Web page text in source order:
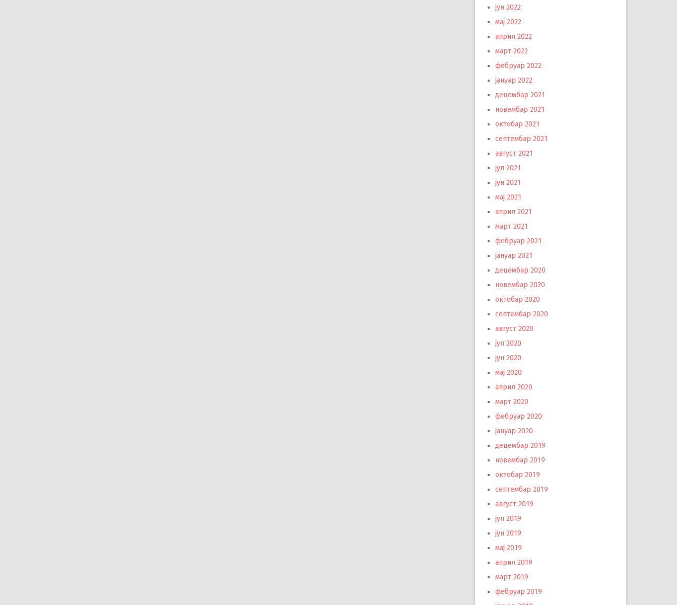
јун 2022
мај 2022
април 2022
март 2022
фебруар 2022
јануар 2022
децембар 2021
новембар 2021
октобар 2021
септембар 2021
август 2021
јул 2021
јун 2021
мај 2021
април 2021
март 2021
фебруар 2021
јануар 2021
децембар 2020
новембар 2020
октобар 2020
септембар 2020
август 2020
јул 2020
јун 2020
мај 2020
април 2020
март 2020
фебруар 2020
јануар 2020
децембар 2019
новембар 2019
октобар 2019
септембар 2019
август 2019
јул 2019
јун 2019
мај 2019
април 2019
март 2019
фебруар 2019